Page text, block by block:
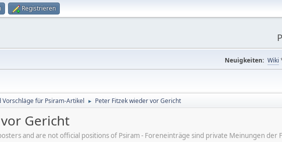
Registrieren
Neuigkeiten: Wiki
Vorschläge für Psiram-Artikel ► Peter Fitzek wieder vor Gericht
Gericht
and are not official positions of Psiram - Foreneinträge sind private Meinungen